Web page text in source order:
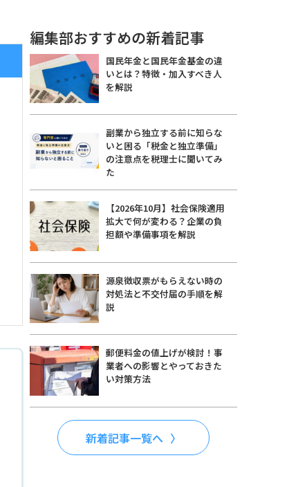
編集部おすすめの新着記事
国民年金と国民年金基金の違
いとは？特徴・加入すべき人
を解説
副業から独立する前に知らな
いと困る「税金と独立準備」
の注意点を税理士に聞いてみ
た
【2026年10月】社会保険適用
拡大で何が変わる？企業の負
担額や準備事項を解説
源泉徴収票がもらえない時の
対処法と不交付届の手順を解
説
郵便料金の値上げが検討！事
業者への影響とやっておきた
い対策方法
新着記事一覧へ